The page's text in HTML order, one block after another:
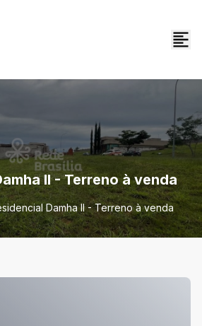
II - Terreno à venda
Damha II - Terreno à venda